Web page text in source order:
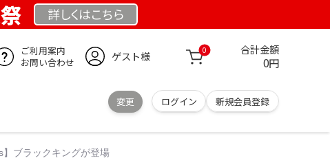
詳しくはこちら
ご利用案内
お問い合わせ
ゲスト様 0 合計金額
0円
変更 ログイン 新規会員登録
ブラックキングが登場